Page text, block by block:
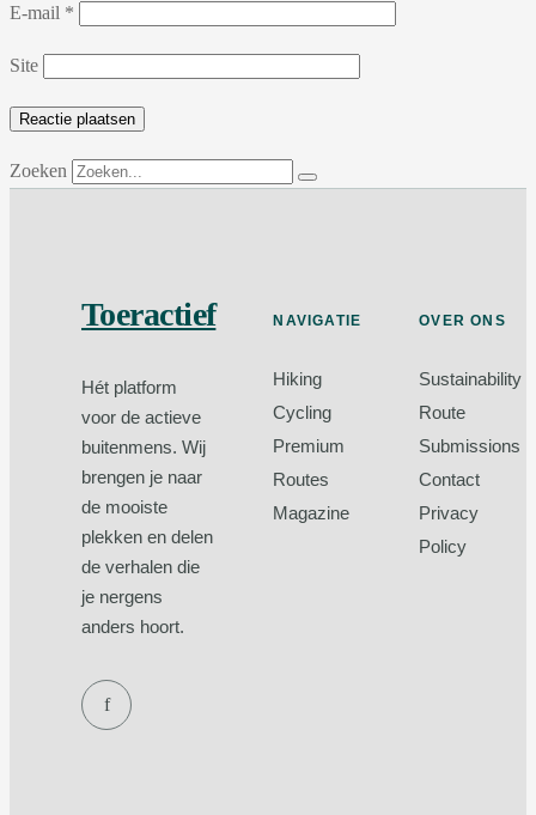
E-mail *
Site
Zoeken
Toeractief
Hét platform
voor de actieve
buitenmens. Wij
brengen je naar
de mooiste
plekken en delen
de verhalen die
je nergens
anders hoort.
f
NAVIGATIE
Hiking
Cycling
Premium
Routes
Magazine
OVER ONS
Sustainability
Route
Submissions
Contact
Privacy
Policy